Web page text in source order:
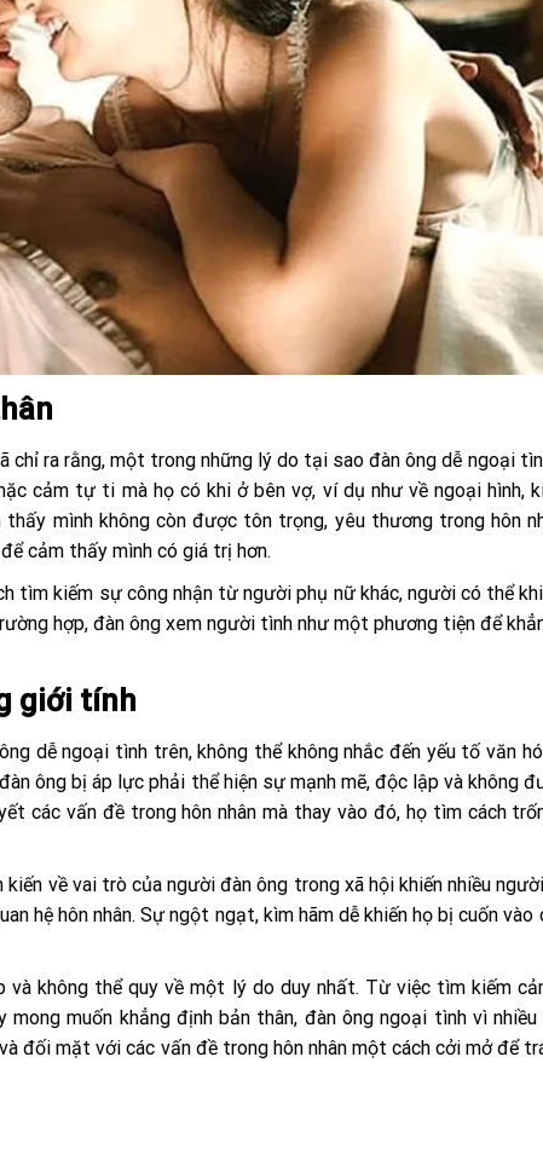
chỉ ra rằng, một trong những lý do tại sao đàn ông dễ ngoại
cảm tự ti mà họ có khi ở bên vợ, ví dụ như về ngoại hình,
thấy mình không còn được tôn trọng, yêu thương trong hôn
cảm thấy mình có giá trị hơn.
tìm kiếm sự công nhận từ người phụ nữ khác, người có thể
hợp, đàn ông xem người tình như một phương tiện để
giới tính
dễ ngoại tình trên, không thể không nhắc đến yếu tố văn
ông bị áp lực phải thể hiện sự mạnh mẽ, độc lập và không
các vấn đề trong hôn nhân mà thay vào đó, họ tìm cách
kiến về vai trò của người đàn ông trong xã hội khiến nhiều
hệ hôn nhân. Sự ngột ngạt, kìm hãm dễ khiến họ bị cuốn vào
không thể quy về một lý do duy nhất. Từ việc tìm kiếm
muốn khẳng định bản thân, đàn ông ngoại tình vì
đối mặt với các vấn đề trong hôn nhân một cách cởi mở để